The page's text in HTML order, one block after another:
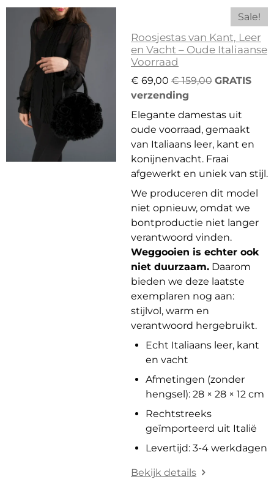
Sale!
Roosjestas van Kant, Leer
en Vacht – Oude Italiaanse
Voorraad
€ 69,00 € 159,00 GRATIS
verzending
Elegante damestas uit
oude voorraad, gemaakt
van Italiaans leer, kant en
konijnenvacht. Fraai
afgewerkt en uniek van stijl.
We produceren dit model
niet opnieuw, omdat we
bontproductie niet langer
verantwoord vinden.
Weggooien is echter ook
niet duurzaam. Daarom
bieden we deze laatste
exemplaren nog aan:
stijlvol, warm en
verantwoord hergebruikt.
Echt Italiaans leer, kant
en vacht
Afmetingen (zonder
hengsel): 28 × 28 × 12 cm
Rechtstreeks
geïmporteerd uit Italië
Levertijd: 3-4 werkdagen
Bekijk details